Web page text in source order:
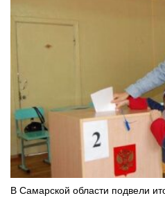
В Самарской области подвели